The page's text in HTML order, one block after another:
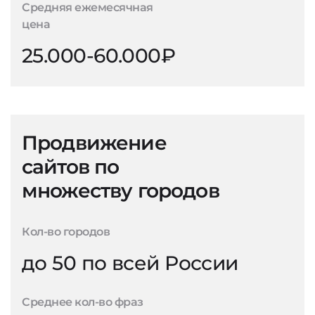
Средняя ежемесячная
цена
25.000-60.000₽
Продвижение
сайтов по
множеству городов
Кол-во городов
до 50 по всей России
Среднее кол-во фраз